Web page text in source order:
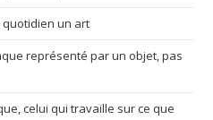
quotidien un art
représenté par un objet, pas
celui qui travaille sur ce que